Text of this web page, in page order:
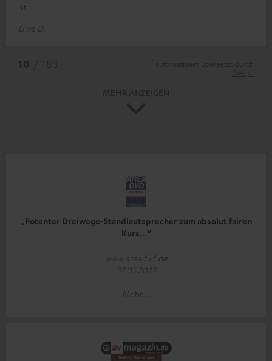
ist
Uwe D.
„Potenter Dreiwege-Standlautsprecher zum absolut fairen
Kurs…“
www.areadvd.de
27.05.2025
Mehr...